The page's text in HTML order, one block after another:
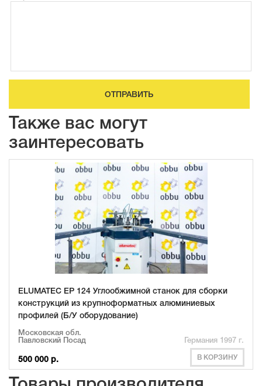
ОТПРАВИТЬ
Также вас могут
заинтересовать
ELUMATEC EP 124 Углообжимной станок для сборки
конструкций из крупноформатных алюминиевых
профилей (Б/У оборудование)
Московская обл.
Павловский Посад
Германия 1997 г.
500 000 р. В КОРЗИНУ